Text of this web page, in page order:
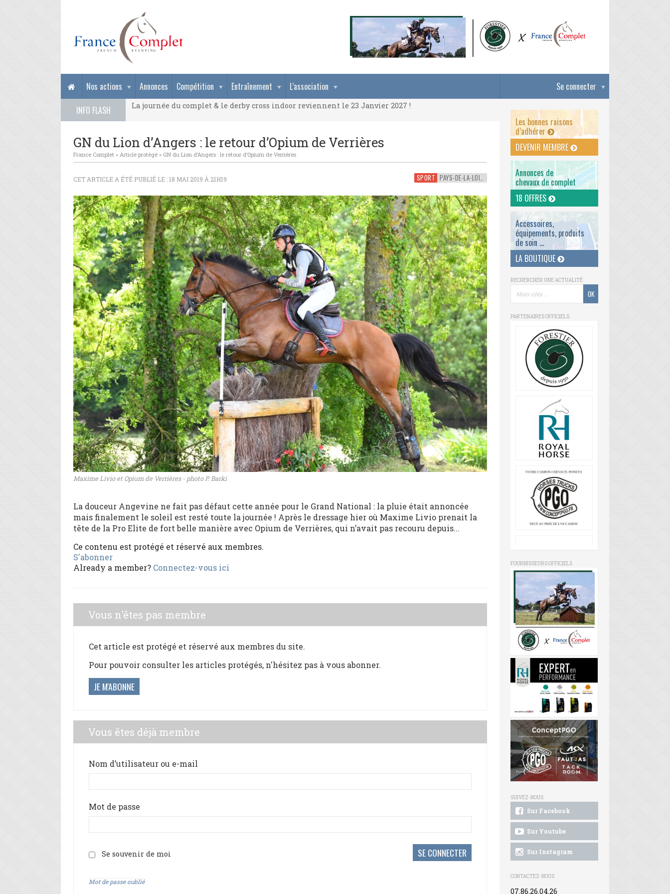
Se connecter
Nos actions Annonces Compétition Entraînement
L’association
INFO FLASH
La journée du complet & le derby cross indoor reviennent le 23 Janvier 2027 !
La journée du complet & le derby cross indoor reviennent le 23 Janvier 2027 !
GN du Lion d’Angers : le retour d’Opium de Verrières
France Complet » Article protégé » GN du Lion d’Angers : le retour d’Opium de Verrières
SPORT PAYS-DE-LA-LOIRE
CET ARTICLE A ÉTÉ PUBLIÉ LE : 18 MAI 2019 À 21H19
Maxime Livio et Opium de Verrières - photo P. Barki
La douceur Angevine ne fait pas défaut cette année pour le Grand National : la pluie était annoncée
mais finalement le soleil est resté toute la journée ! Après le dressage hier où Maxime Livio prenait la
tête de la Pro Elite de fort belle manière avec Opium de Verrières, qui n’avait pas recouru depuis...
Ce contenu est protégé et réservé aux membres.
S'abonner
Already a member? Connectez-vous ici
Vous n'êtes pas membre
Cet article est protégé et réservé aux membres du site.
Pour pouvoir consulter les articles protégés, n'hésitez pas à vous abonner.
JE M'ABONNE
Vous êtes déjà membre
Nom d’utilisateur ou e-mail
Mot de passe
Se souvenir de moi
Mot de passe oublié
Les bonnes raisons
d’adhérer
DEVENIR MEMBRE
Annonces de
chevaux de complet
18 OFFRES
Accessoires,
équipements, produits
de soin ...
LA BOUTIQUE
RECHERCHER UNE ACTUALITÉ
PARTENAIRES OFFICIELS
FOURNISSEURS OFFICIELS
SUIVEZ-NOUS
Sur Facebook
Sur Youtube
Sur Instagram
CONTACTEZ-NOUS
07.86.26.04.26